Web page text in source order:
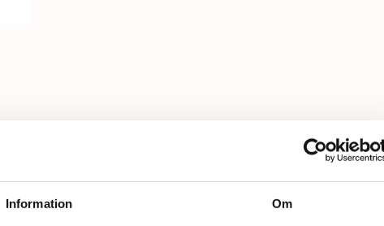
Information Om